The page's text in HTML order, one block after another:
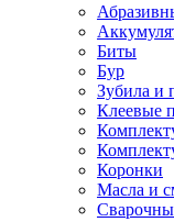
Биты
Бур
Зубила и
Клеевые
Коронки
Масла и